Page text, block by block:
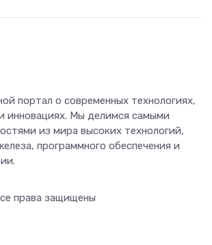
портал о современных технологиях,
инновациях. Мы делимся самыми
из мира высоких технологий,
программного обеспечения и
права защищены